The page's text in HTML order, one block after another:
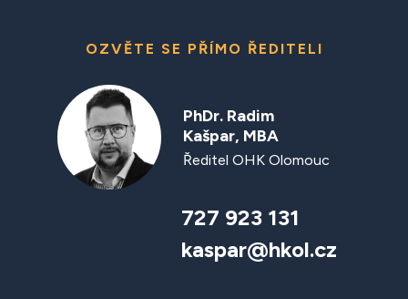
OZVĚTE SE PŘÍMO ŘEDITELI
PhDr. Radim
Kašpar, MBA
Ředitel OHK Olomouc
727 923 131
kaspar@hkol.cz